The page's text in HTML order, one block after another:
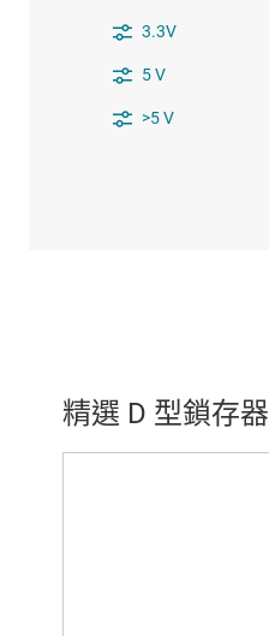
3.3V
5 V
>5 V
精選 D 型鎖存器